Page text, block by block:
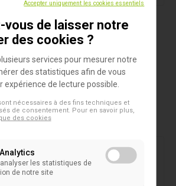
Simport T301
- Filetage interne avec joint
en silicone
Accepter uniquement les cookies essentiels
de laisser notre
des cookies ?
services pour mesurer notre
des statistiques afin de vous
de lecture possible.
nécessaires à des fins techniques et
de consentement. Pour en savoir plus,
des cookies
les statistiques de
de notre site